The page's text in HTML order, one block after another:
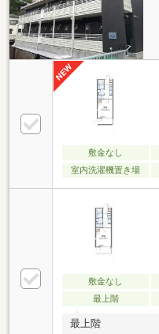
敷金なし
室内洗濯機置き場
敷金なし
最上階
最上階